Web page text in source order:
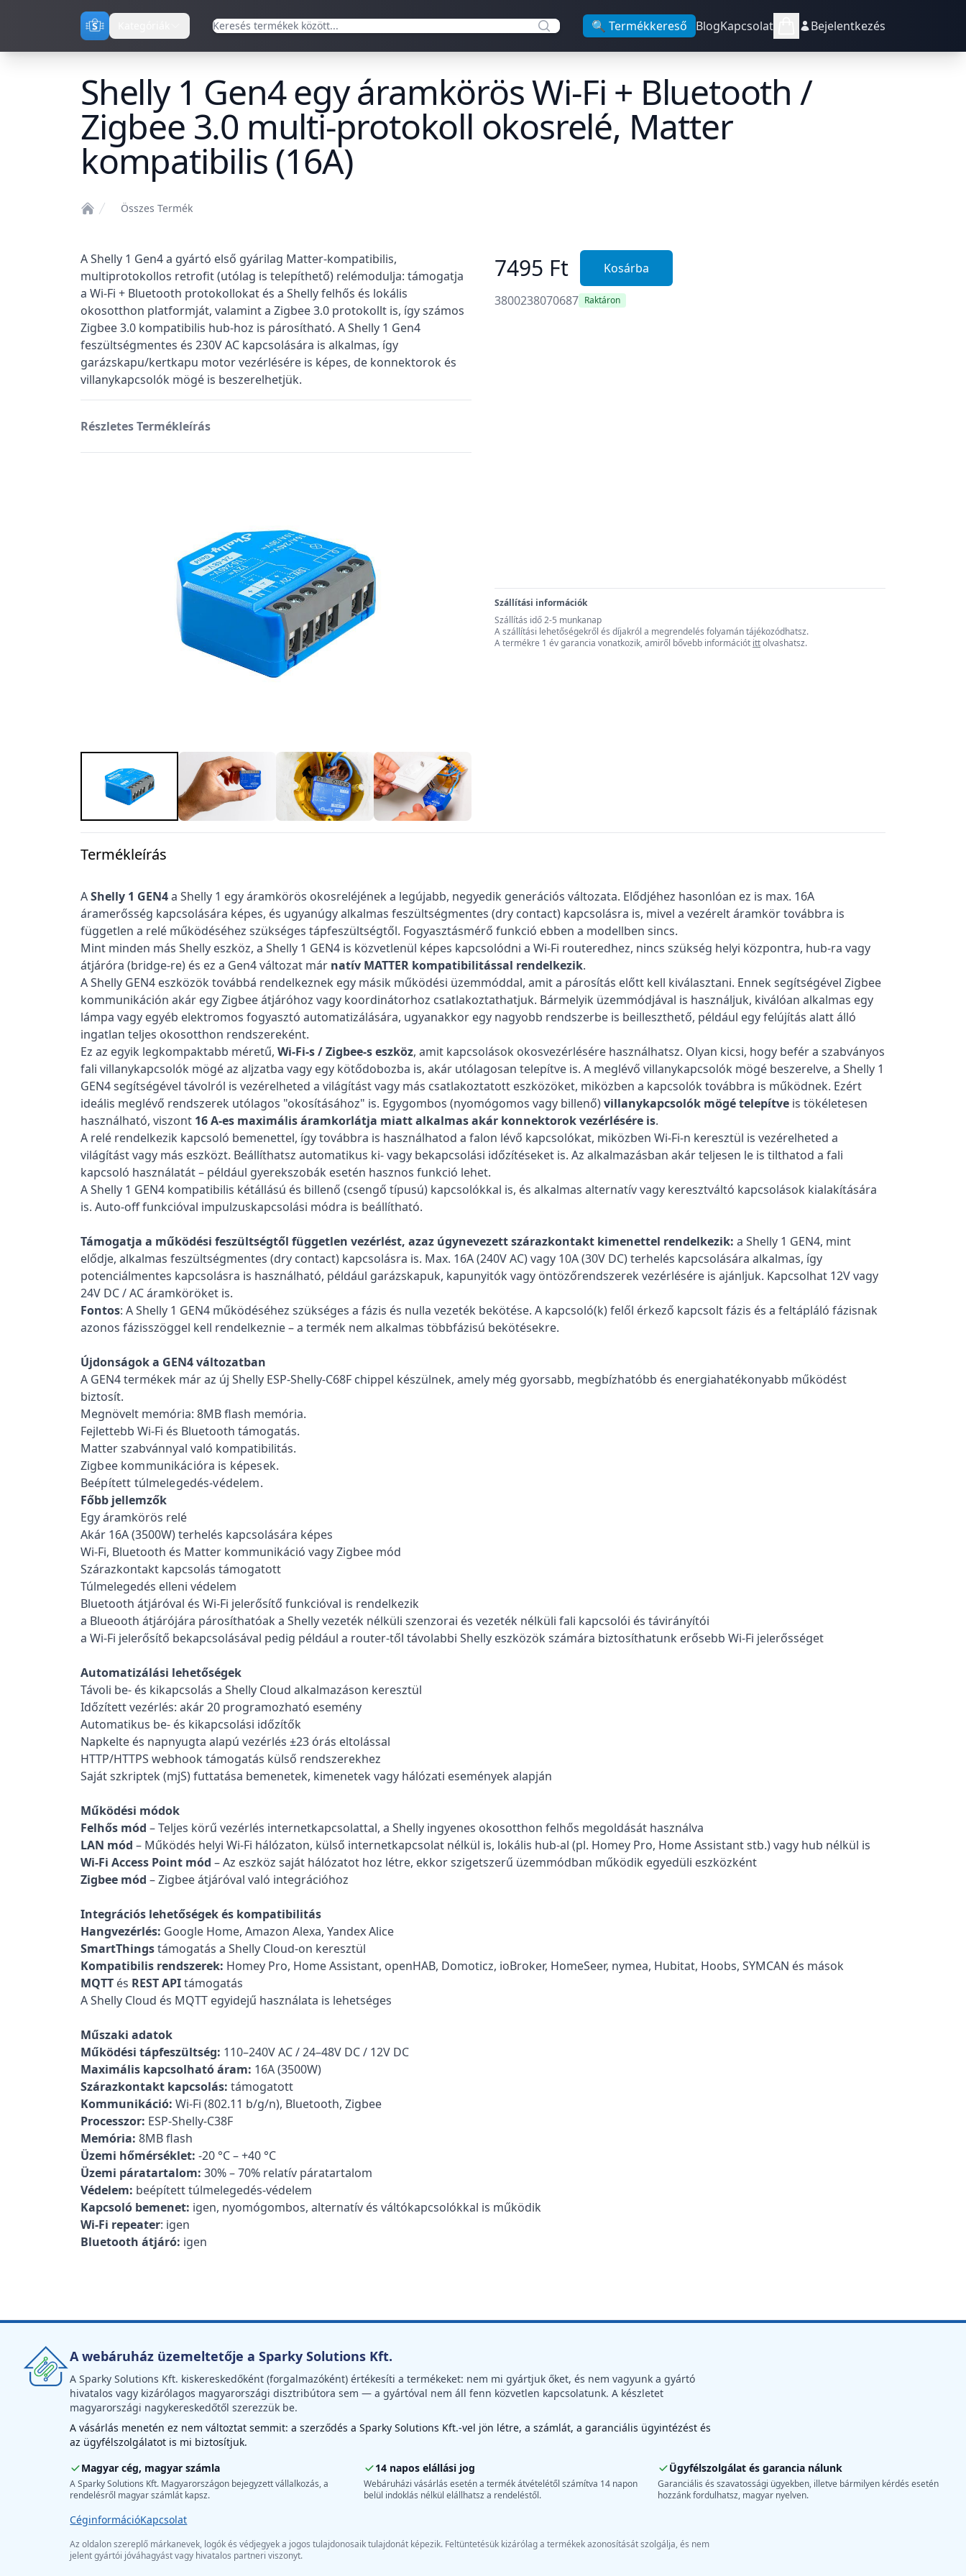
🔍 Termékkereső BlogKapcsolat Bejelentkezés
Shelly 1 Gen4 egy áramkörös Wi-Fi + Bluetooth /
Zigbee 3.0 multi-protokoll okosrelé, Matter
kompatibilis (16A)
Összes Termék
Termékleírás
A Shelly 1 Gen4 a gyártó első gyárilag Matter-kompatibilis,
multiprotokollos retrofit (utólag is telepíthető) relémodulja: támogatja
a Wi-Fi + Bluetooth protokollokat és a Shelly felhős és lokális
okosotthon platformját, valamint a Zigbee 3.0 protokollt is, így számos
Zigbee 3.0 kompatibilis hub-hoz is párosítható. A Shelly 1 Gen4
feszültségmentes és 230V AC kapcsolására is alkalmas, így
garázskapu/kertkapu motor vezérlésére is képes, de konnektorok és
villanykapcsolók mögé is beszerelhetjük.
Részletes Termékleírás
7495 Ft Kosárba
3800238070687 Raktáron
Szállítási információk
Szállítás idő 2-5 munkanap
A szállítási lehetőségekről és díjakról a megrendelés folyamán tájékozódhatsz.
A termékre 1 év garancia vonatkozik, amiről bővebb információt ittolvashatsz.
Termékleírás
AShelly 1 GEN4a Shelly 1 egy áramkörös okosreléjének a legújabb, negyedik generációs változata. Elődjéhez hasonlóan ez is max. 16A
áramerősség kapcsolására képes, és ugyanúgy alkalmas feszültségmentes (dry contact) kapcsolásra is, mivel a vezérelt áramkör továbbra is
független a relé működéséhez szükséges tápfeszültségtől. Fogyasztásmérő funkció ebben a modellben sincs.
Mint minden más Shelly eszköz, a Shelly 1 GEN4 is közvetlenül képes kapcsolódni a Wi-Fi routeredhez, nincs szükség helyi központra, hub-ra vagy
átjáróra (bridge-re) és ez a Gen4 változat már natív MATTER kompatibilitással rendelkezik.
A Shelly GEN4 eszközök továbbá rendelkeznek egy másik működési üzemmóddal, amit a párosítás előtt kell kiválasztani. Ennek segítségével Zigbee
kommunikáción akár egy Zigbee átjáróhoz vagy koordinátorhoz csatlakoztathatjuk. Bármelyik üzemmódjával is használjuk, kiválóan alkalmas egy
lámpa vagy egyéb elektromos fogyasztó automatizálására, ugyanakkor egy nagyobb rendszerbe is beilleszthető, például egy felújítás alatt álló
ingatlan teljes okosotthon rendszereként.
Ez az egyik legkompaktabb méretű, Wi-Fi-s / Zigbee-s eszköz, amit kapcsolások okosvezérlésére használhatsz. Olyan kicsi, hogy befér a szabványos
fali villanykapcsolók mögé az aljzatba vagy egy kötődobozba is, akár utólagosan telepítve is. A meglévő villanykapcsolók mögé beszerelve, a Shelly 1
GEN4 segítségével távolról is vezérelheted a világítást vagy más csatlakoztatott eszközöket, miközben a kapcsolók továbbra is működnek. Ezért
ideális meglévő rendszerek utólagos "okosításához" is. Egygombos (nyomógomos vagy billenő)villanykapcsolók mögé telepítve is tökéletesen
használható, viszont 16A-es maximális áramkorlátja miatt alkalmas akár konnektorok vezérlésére is.
A relé rendelkezik kapcsoló bemenettel, így továbbra is használhatod a falon lévő kapcsolókat, miközben Wi-Fi-n keresztül is vezérelheted a
világítást vagy más eszközt. Beállíthatsz automatikus ki- vagy bekapcsolási időzítéseket is. Az alkalmazásban akár teljesen le is tilthatod a fali
kapcsoló használatát – például gyerekszobák esetén hasznos funkció lehet.
A Shelly 1 GEN4 kompatibilis kétállású és billenő (csengő típusú) kapcsolókkal is, és alkalmas alternatív vagy keresztváltó kapcsolások kialakítására
is. Auto-off funkcióval impulzuskapcsolási módra is beállítható.
Támogatja a működési feszültségtől független vezérlést, azaz úgynevezett szárazkontakt kimenettel rendelkezik: a Shelly 1 GEN4, mint
elődje, alkalmas feszültségmentes (dry contact) kapcsolásra is. Max. 16A (240V AC) vagy 10A (30V DC) terhelés kapcsolására alkalmas, így
potenciálmentes kapcsolásra is használható, például garázskapuk, kapunyitók vagy öntözőrendszerek vezérlésére is ajánljuk. Kapcsolhat 12V vagy
24V DC / AC áramköröket is.
Fontos: A Shelly 1 GEN4 működéséhez szükséges a fázis és nulla vezeték bekötése. A kapcsoló(k) felől érkező kapcsolt fázis és a feltápláló fázisnak
azonos fázisszöggel kell rendelkeznie – a termék nem alkalmas többfázisú bekötésekre.
Újdonságok a GEN4 változatban
A GEN4 termékek már az új Shelly ESP-Shelly-C68F chippel készülnek, amely még gyorsabb, megbízhatóbb és energiahatékonyabb működést
biztosít.
Megnövelt memória: 8MB flash memória.
Fejlettebb Wi-Fi és Bluetooth támogatás.
Matter szabvánnyal való kompatibilitás.
Zigbee kommunikációra is képesek.
Beépített túlmelegedés-védelem.
Főbb jellemzők
Egy áramkörös relé
Akár 16A (3500W) terhelés kapcsolására képes
Wi-Fi, Bluetooth és Matter kommunikáció vagy Zigbee mód
Szárazkontakt kapcsolás támogatott
Túlmelegedés elleni védelem
Bluetooth átjáróval és Wi-Fi jelerősítő funkcióval is rendelkezik
a Blueooth átjárójára párosíthatóak a Shelly vezeték nélküli szenzorai és vezeték nélküli fali kapcsolói és távirányítói
a Wi-Fi jelerősítő bekapcsolásával pedig például a router-től távolabbi Shelly eszközök számára biztosíthatunk erősebb Wi-Fi jelerősséget
Automatizálási lehetőségek
Távoli be- és kikapcsolás a Shelly Cloud alkalmazáson keresztül
Időzített vezérlés: akár 20 programozható esemény
Automatikus be- és kikapcsolási időzítők
Napkelte és napnyugta alapú vezérlés ±23 órás eltolással
HTTP/HTTPS webhook támogatás külső rendszerekhez
Saját szkriptek (mjS) futtatása bemenetek, kimenetek vagy hálózati események alapján
Működési módok
Felhős mód – Teljes körű vezérlés internetkapcsolattal, a Shelly ingyenes okosotthon felhős megoldását használva
LAN mód – Működés helyi Wi-Fi hálózaton, külső internetkapcsolat nélkül is, lokális hub-al (pl. Homey Pro, Home Assistant stb.) vagy hub nélkül is
Wi-Fi Access Point mód – Az eszköz saját hálózatot hoz létre, ekkor szigetszerű üzemmódban működik egyedüli eszközként
Zigbee mód – Zigbee átjáróval való integrációhoz
Integrációs lehetőségek és kompatibilitás
Hangvezérlés: Google Home, Amazon Alexa, Yandex Alice
SmartThingstámogatás a Shelly Cloud-on keresztül
Kompatibilis rendszerek: Homey Pro, Home Assistant, openHAB, Domoticz, ioBroker, HomeSeer, nymea, Hubitat, Hoobs, SYMCAN és mások
MQTT és REST APItámogatás
A Shelly Cloud és MQTT egyidejű használata is lehetséges
Műszaki adatok
Működési tápfeszültség: 110–240V AC / 24–48V DC / 12V DC
Maximális kapcsolható áram: 16A (3500W)
Szárazkontakt kapcsolás: támogatott
Kommunikáció: Wi-Fi (802.11 b/g/n), Bluetooth, Zigbee
Processzor: ESP-Shelly-C38F
Memória: 8MB flash
Üzemi hőmérséklet: -20 °C – +40 °C
Üzemi páratartalom: 30% – 70% relatív páratartalom
Védelem: beépített túlmelegedés-védelem
Kapcsoló bemenet: igen, nyomógombos, alternatív és váltókapcsolókkal is működik
Wi-Fi repeater: igen
Bluetooth átjáró: igen
A webáruház üzemeltetője a Sparky Solutions Kft.
A Sparky Solutions Kft. kiskereskedőként (forgalmazóként) értékesíti a termékeket: nem mi gyártjuk őket, és nem vagyunk a gyártó
hivatalos vagy kizárólagos magyarországi disztribútora sem — a gyártóval nem áll fenn közvetlen kapcsolatunk. A készletet
magyarországi nagykereskedőtől szerezzük be.
A vásárlás menetén ez nem változtat semmit: a szerződés a Sparky Solutions Kft.-vel jön létre, a számlát, a garanciális ügyintézést és
az ügyfélszolgálatot is mi biztosítjuk.
Magyar cég, magyar számla
A Sparky Solutions Kft. Magyarországon bejegyzett vállalkozás, a
rendelésről magyar számlát kapsz.
14 napos elállási jog
Webáruházi vásárlás esetén a termék átvételétől számítva 14 napon
belül indoklás nélkül elállhatsz a rendeléstől.
Ügyfélszolgálat és garancia nálunk
Garanciális és szavatossági ügyekben, illetve bármilyen kérdés esetén
hozzánk fordulhatsz, magyar nyelven.
CéginformációKapcsolat
Az oldalon szereplő márkanevek, logók és védjegyek a jogos tulajdonosaik tulajdonát képezik. Feltüntetésük kizárólag a termékek azonosítását szolgálja, és nem
jelent gyártói jóváhagyást vagy hivatalos partneri viszonyt.